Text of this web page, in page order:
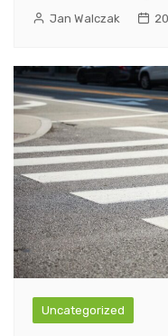
Jan Walczak
Uncategorized